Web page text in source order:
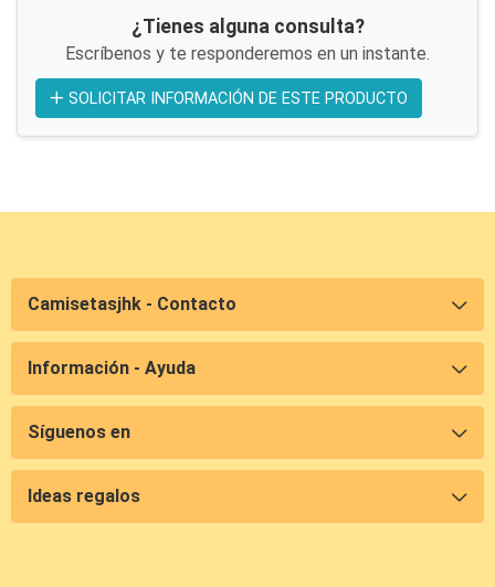
¿Tienes alguna consulta?
Escríbenos y te responderemos en un instante.
SOLICITAR INFORMACIÓN DE ESTE PRODUCTO
Camisetasjhk - Contacto
Información - Ayuda
Síguenos en
Ideas regalos